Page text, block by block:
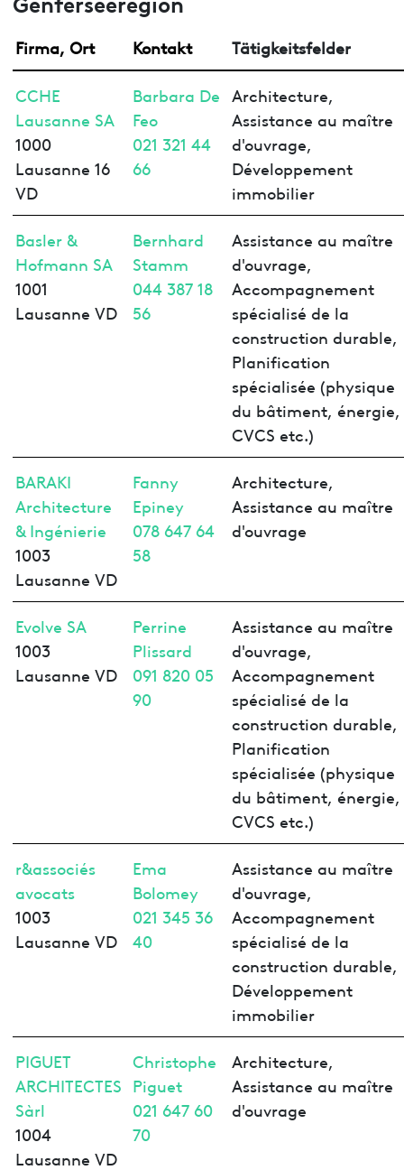
Firma, Ort Kontakt Tätigkeitsfelder
CCHE
Lausanne SA
1000
Lausanne 16
VD
Barbara De
Feo
021 321 44
66
Architecture,
Assistance au maître
d'ouvrage,
Développement
immobilier
Basler &
Hofmann SA
1001
Lausanne VD
Bernhard
Stamm
044 387 18
56
Assistance au maître
d'ouvrage,
Accompagnement
spécialisé de la
construction durable,
Planification
spécialisée (physique
du bâtiment, énergie,
CVCS etc.)
BARAKI
Architecture
& Ingénierie
1003
Lausanne VD
Fanny
Epiney
078 647 64
58
Architecture,
Assistance au maître
d'ouvrage
Evolve SA
1003
Lausanne VD
Perrine
Plissard
091 820 05
90
Assistance au maître
d'ouvrage,
Accompagnement
spécialisé de la
construction durable,
Planification
spécialisée (physique
du bâtiment, énergie,
CVCS etc.)
r&associés
avocats
1003
Lausanne VD
Ema
Bolomey
021 345 36
40
Assistance au maître
d'ouvrage,
Accompagnement
spécialisé de la
construction durable,
Développement
immobilier
PIGUET
ARCHITECTES
Sàrl
1004
Lausanne VD
Christophe
Piguet
021 647 60
70
Architecture,
Assistance au maître
d'ouvrage